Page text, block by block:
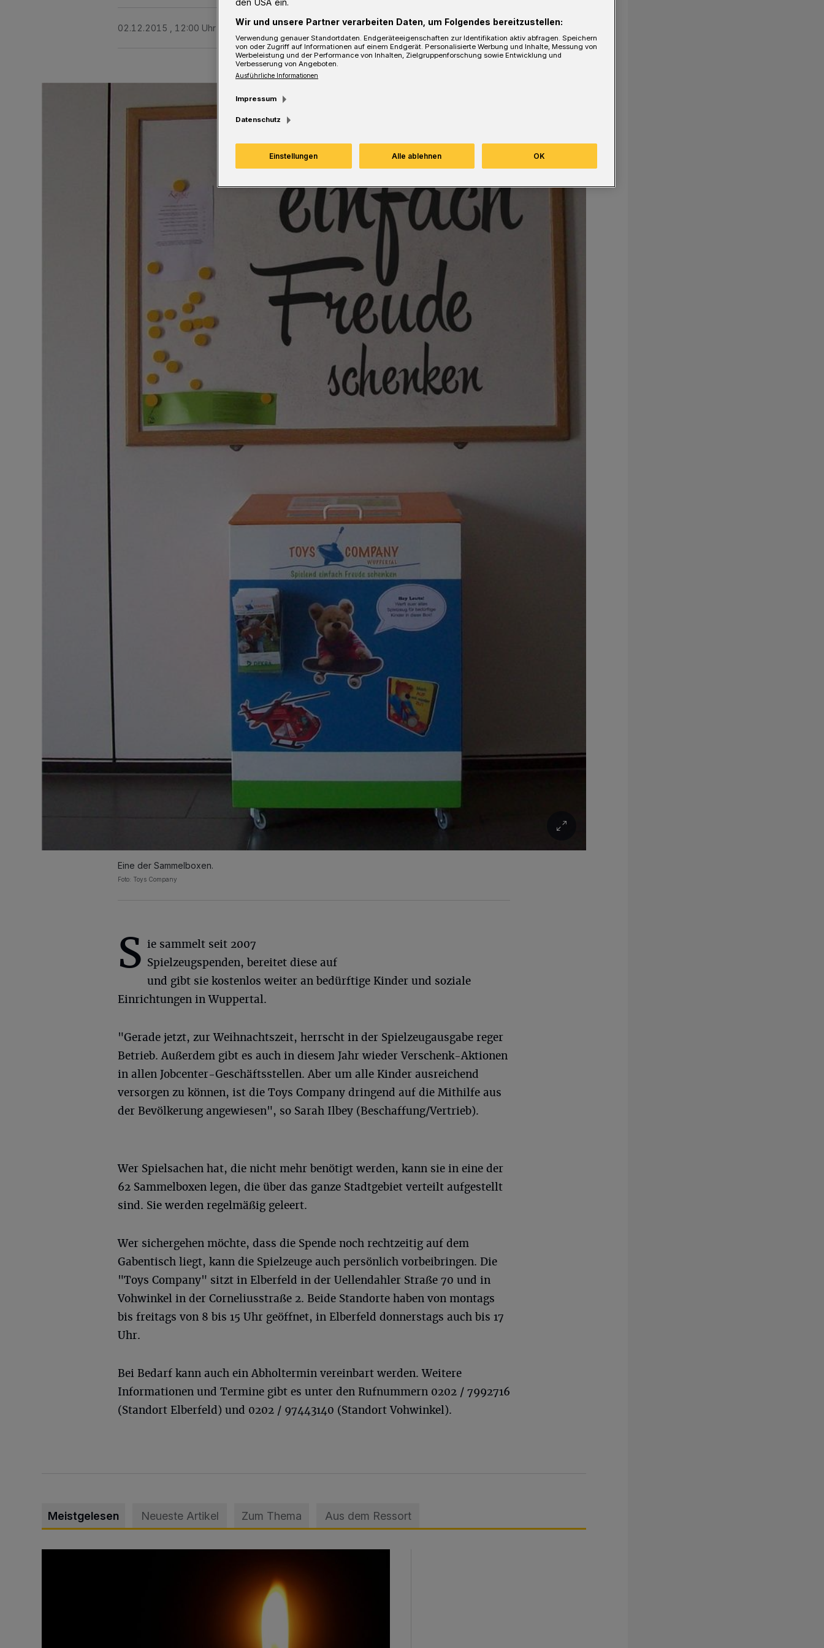
02.12.2015 , 12:00 Uhr Eine Minute Lesezeit
Eine der Sammelboxen.
Foto: Toys Company
S ie sammelt seit 2007
Spielzeugspenden, bereitet diese auf
und gibt sie kostenlos weiter an bedürftige Kinder und soziale
Einrichtungen in Wuppertal.
"Gerade jetzt, zur Weihnachtszeit, herrscht in der Spielzeugausgabe reger
Betrieb. Außerdem gibt es auch in diesem Jahr wieder Verschenk-Aktionen
in allen Jobcenter-Geschäftsstellen. Aber um alle Kinder ausreichend
versorgen zu können, ist die Toys Company dringend auf die Mithilfe aus
der Bevölkerung angewiesen", so Sarah Ilbey (Beschaffung/Vertrieb).
Wer Spielsachen hat, die nicht mehr benötigt werden, kann sie in eine der
62 Sammelboxen legen, die über das ganze Stadtgebiet verteilt aufgestellt
sind. Sie werden regelmäßig geleert.
Wer sichergehen möchte, dass die Spende noch rechtzeitig auf dem
Gabentisch liegt, kann die Spielzeuge auch persönlich vorbeibringen. Die
"Toys Company" sitzt in Elberfeld in der Uellendahler Straße 70 und in
Vohwinkel in der Corneliusstraße 2. Beide Standorte haben von montags
bis freitags von 8 bis 15 Uhr geöffnet, in Elberfeld donnerstags auch bis 17
Uhr.
Bei Bedarf kann auch ein Abholtermin vereinbart werden. Weitere
Informationen und Termine gibt es unter den Rufnummern 0202 / 7992716
(Standort Elberfeld) und 0202 / 97443140 (Standort Vohwinkel).
Meistgelesen Neueste Artikel Zum Thema Aus dem Ressort
den USA ein.
Wir und unsere Partner verarbeiten Daten, um Folgendes bereitzustellen:
Verwendung genauer Standortdaten. Endgeräteeigenschaften zur Identifikation aktiv abfragen. Speichern
von oder Zugriff auf Informationen auf einem Endgerät. Personalisierte Werbung und Inhalte, Messung von
Werbeleistung und der Performance von Inhalten, Zielgruppenforschung sowie Entwicklung und
Verbesserung von Angeboten.
Ausführliche Informationen
Impressum
Datenschutz
Einstellungen Alle ablehnen OK